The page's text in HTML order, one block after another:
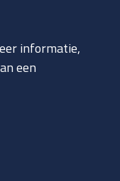
informatie,
een